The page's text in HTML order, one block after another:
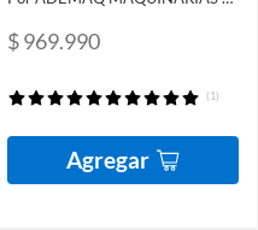
$ 969.990
(1)
Agregar